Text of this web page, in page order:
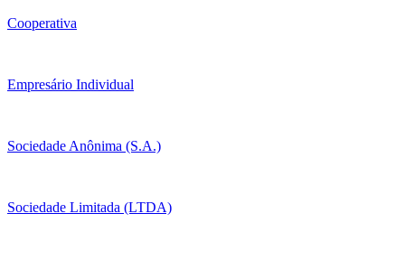
Cooperativa
Empresário Individual
Sociedade Anônima (S.A.)
Sociedade Limitada (LTDA)